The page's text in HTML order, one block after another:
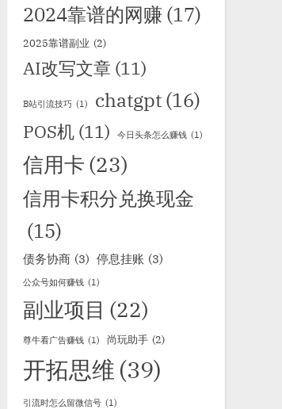
2024靠谱的网赚 (17)
2025靠谱副业 (2)
AI改写文章 (11)
B站引流技巧 (1) chatgpt(16)
POS机 (11) 今日头条怎么赚钱 (1)
信用卡 (23)
信用卡积分兑换现金
(15)
债务协商 (3) 停息挂账 (3)
公众号如何赚钱 (1)
副业项目 (22)
尊牛看广告赚钱 (1) 尚玩助手 (2)
开拓思维 (39)
引流时怎么留微信号 (1)